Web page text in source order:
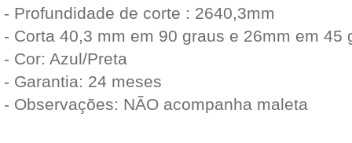
- Profundidade de corte : 2640,3mm
- Corta 40,3 mm em 90 graus e 26mm em 45
- Cor: Azul/Preta
- Garantia: 24 meses
- Observações: NÃO acompanha maleta